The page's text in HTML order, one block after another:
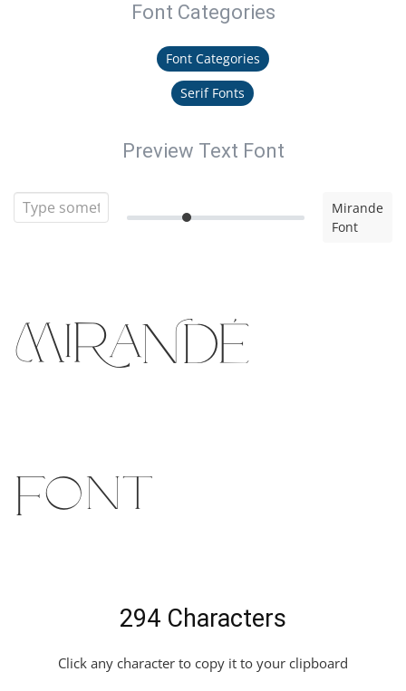
Font Categories
Font Categories
Serif Fonts
Preview Text Font
Mirande
Font
Mirande
Font
294 Characters
Click any character to copy it to your clipboard